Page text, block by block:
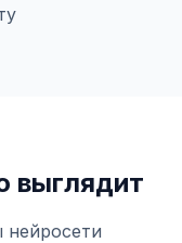
выглядит